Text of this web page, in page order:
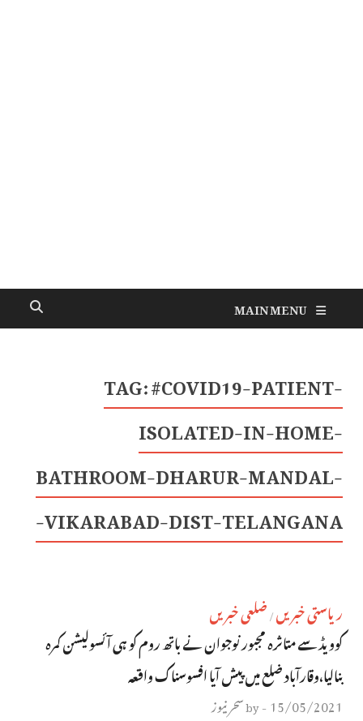
MAIN MENU
TAG:#COVID19-PATIENT-
ISOLATED-IN-HOME-
BATHROOM-DHARUR-MANDAL-
VIKARABAD-DIST-TELANGANA-
ریاستی خبریں / ضلعی خبریں
کوویڈ سے متاثرہ مجبور نوجوان نے باتھ روم کو ہی آئسولیشن کمرہ
بنالیا،وقارآباد ضلع میں پیش آیا افسوسناک واقعہ
15/05/2021
-
byسحر نیوز